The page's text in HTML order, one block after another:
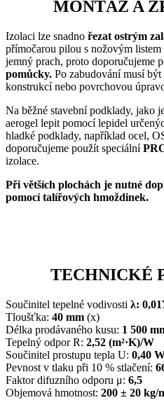
MONTÁŽ A
Izolaci lze snadno řezat ostrým
přímočarou pilou s nožovým
jemný prach, proto doporučujeme
pomůcky. Po zabudování musí
konstrukcí nebo povrchovou
Na běžné stavební podklady, jako
aerogel lepit pomocí lepidel
hladké podklady, například ocel,
doporučujeme použít speciální
izolace.
Při větších plochách je nutné
pomocí talířových hmoždinek.
TECHNICKÉ
Součinitel tepelné vodivosti λ:
Tloušťka: 40 mm (x)
Délka prodávaného kusu: 1 500
Tepelný odpor R: 2,52 (m²·K)/W
Součinitel prostupu tepla U: 0,40
Pevnost v tlaku při 10 % stlačení:
Faktor difuzního odporu μ: 6,5
Objemová hmotnost: 200 ± 20 kg/